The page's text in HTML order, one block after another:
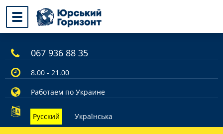
067 936 88 35
8.00 - 21.00
Работаем по Украине
Русский Українська